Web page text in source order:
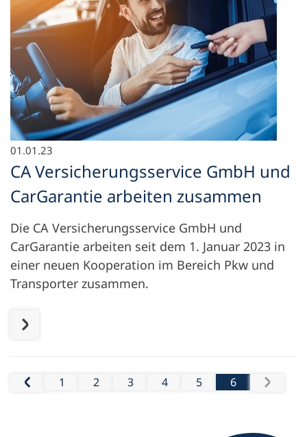
01.01.23
CA Versicherungsservice GmbH und
CarGarantie arbeiten zusammen
Die CA Versicherungsservice GmbH und
CarGarantie arbeiten seit dem 1. Januar 2023 in
einer neuen Kooperation im Bereich Pkw und
Transporter zusammen.
vorherigesGehe zur Seite
1
Gehe zur Seite
2
Gehe zur Seite
3
Gehe zur Seite
4
Gehe zur Seite
5
Aktuelle Seite:
6